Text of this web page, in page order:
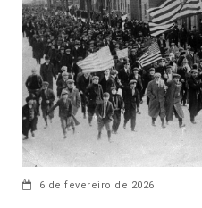
6 de fevereiro de 2026